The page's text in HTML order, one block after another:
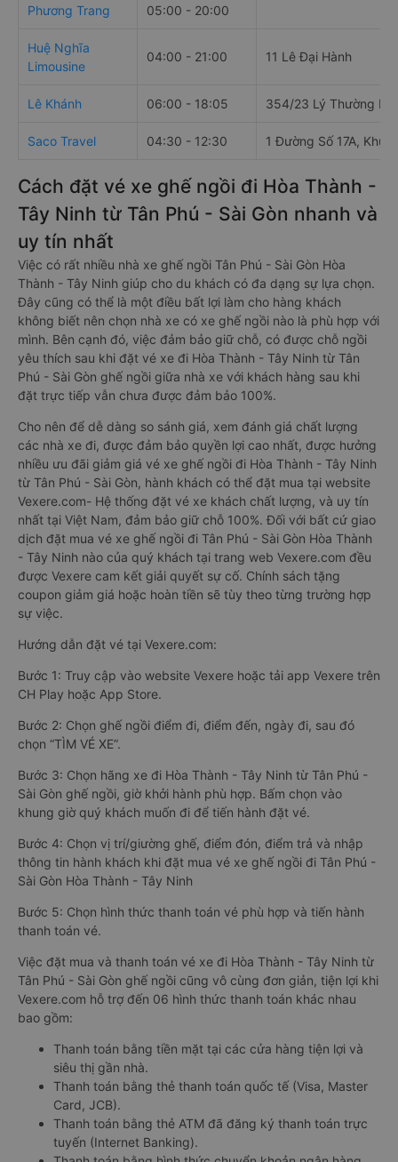
Phương Trang 05:00 - 20:00
Huệ Nghĩa
Limousine
04:00 - 21:00 11 Lê Đại Hành
Lê Khánh 06:00 - 18:05 354/23 Lý Thường
Saco Travel 04:30 - 12:30 1 Đường Số 17A, Khu
Cách đặt vé xe ghế ngồi đi Hòa Thành -
Tây Ninh từ Tân Phú - Sài Gòn nhanh và
uy tín nhất
Việc có rất nhiều nhà xe ghế ngồi Tân Phú - Sài Gòn Hòa
Thành - Tây Ninh giúp cho du khách có đa dạng sự lựa chọn.
Đây cũng có thể là một điều bất lợi làm cho hàng khách
không biết nên chọn nhà xe có xe ghế ngồi nào là phù hợp với
mình. Bên cạnh đó, việc đảm bảo giữ chỗ, có được chỗ ngồi
yêu thích sau khi đặt vé xe đi Hòa Thành - Tây Ninh từ Tân
Phú - Sài Gòn ghế ngồi giữa nhà xe với khách hàng sau khi
đặt trực tiếp vẫn chưa được đảm bảo 100%.
Cho nên để dễ dàng so sánh giá, xem đánh giá chất lượng
các nhà xe đi, được đảm bảo quyền lợi cao nhất, được hưởng
nhiều ưu đãi giảm giá vé xe ghế ngồi đi Hòa Thành - Tây Ninh
từ Tân Phú - Sài Gòn, hành khách có thể đặt mua tại website
Vexere.com- Hệ thống đặt vé xe khách chất lượng, và uy tín
nhất tại Việt Nam, đảm bảo giữ chỗ 100%. Đối với bất cứ giao
dịch đặt mua vé xe ghế ngồi đi Tân Phú - Sài Gòn Hòa Thành
- Tây Ninh nào của quý khách tại trang web Vexere.com đều
được Vexere cam kết giải quyết sự cố. Chính sách tặng
coupon giảm giá hoặc hoàn tiền sẽ tùy theo từng trường hợp
sự việc.
Hướng dẫn đặt vé tại Vexere.com:
Bước 1: Truy cập vào website Vexere hoặc tải app Vexere trên
CH Play hoặc App Store.
Bước 2: Chọn ghế ngồi điểm đi, điểm đến, ngày đi, sau đó
chọn “TÌM VÉ XE”.
Bước 3: Chọn hãng xe đi Hòa Thành - Tây Ninh từ Tân Phú -
Sài Gòn ghế ngồi, giờ khởi hành phù hợp. Bấm chọn vào
khung giờ quý khách muốn đi để tiến hành đặt vé.
Bước 4: Chọn vị trí/giường ghế, điểm đón, điểm trả và nhập
thông tin hành khách khi đặt mua vé xe ghế ngồi đi Tân Phú -
Sài Gòn Hòa Thành - Tây Ninh
Bước 5: Chọn hình thức thanh toán vé phù hợp và tiến hành
thanh toán vé.
Việc đặt mua và thanh toán vé xe đi Hòa Thành - Tây Ninh từ
Tân Phú - Sài Gòn ghế ngồi cũng vô cùng đơn giản, tiện lợi khi
Vexere.com hỗ trợ đến 06 hình thức thanh toán khác nhau
bao gồm:
Thanh toán bằng tiền mặt tại các cửa hàng tiện lợi và
siêu thị gần nhà.
Thanh toán bằng thẻ thanh toán quốc tế (Visa, Master
Card, JCB).
Thanh toán bằng thẻ ATM đã đăng ký thanh toán trực
tuyến (Internet Banking).